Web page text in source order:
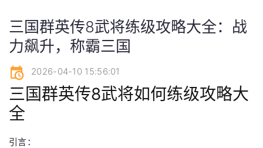
三国群英传8武将练级攻略大全：战
力飙升，称霸三国
2026-04-10 15:56:01
三国群英传8武将如何练级攻略大
全
引言：